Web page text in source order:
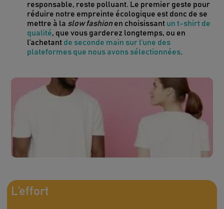
responsable, reste polluant. Le premier geste pour
réduire notre empreinte écologique est donc de se
mettre à la slow fashion en choisissant un t-shirt de
qualité, que vous garderez longtemps, ou en
l’achetant de seconde main sur l’une des
plateformes que nous avons sélectionnées.
L’effort